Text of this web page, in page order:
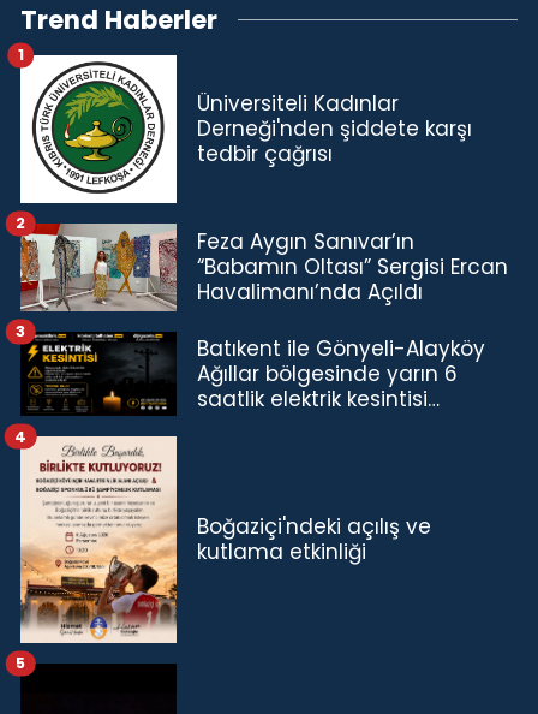
Trend Haberler
Üniversiteli Kadınlar
Derneği'nden şiddete karşı
tedbir çağrısı
1
Feza Aygın Sanıvar’ın
“Babamın Oltası” Sergisi Ercan
Havalimanı’nda Açıldı
2
Batıkent ile Gönyeli-Alayköy
Ağıllar bölgesinde yarın 6
saatlik elektrik kesintisi…
3
Boğaziçi'ndeki açılış ve
kutlama etkinliği
4
5